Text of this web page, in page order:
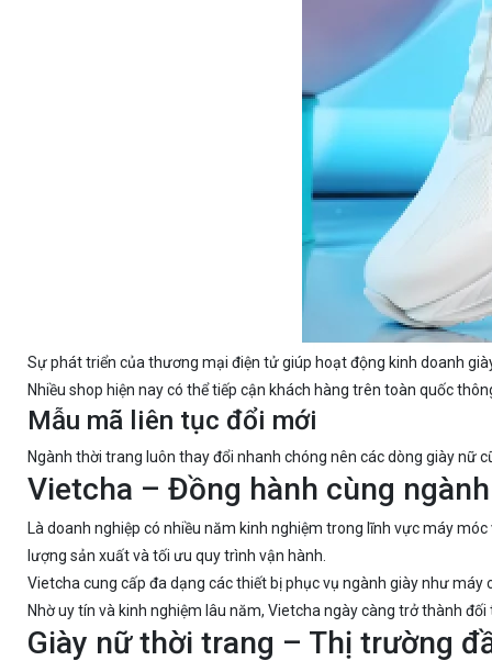
Sự phát triển của thương mại điện tử giúp hoạt động kinh doanh
Nhiều shop hiện nay có thể tiếp cận khách hàng trên toàn quốc
Mẫu mã liên tục đổi mới
Ngành thời trang luôn thay đổi nhanh chóng nên các dòng giày nữ
Vietcha – Đồng hành cùng
Là doanh nghiệp có nhiều năm kinh nghiệm trong lĩnh vực máy
lượng sản xuất và tối ưu quy trình vận hành.
Vietcha cung cấp đa dạng các thiết bị phục vụ ngành giày như
Nhờ uy tín và kinh nghiệm lâu năm, Vietcha ngày càng trở thành
Giày nữ thời trang – Thị trường